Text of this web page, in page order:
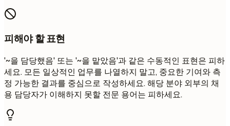
피해야 할 표현
'~을 담당했음' 또는 '~을 맡았음'과 같은 수동적인 표현은 피하
세요. 모든 일상적인 업무를 나열하지 말고, 중요한 기여와 측
정 가능한 결과를 중심으로 작성하세요. 해당 분야 외부의 채
용 담당자가 이해하지 못할 전문 용어는 피하세요.